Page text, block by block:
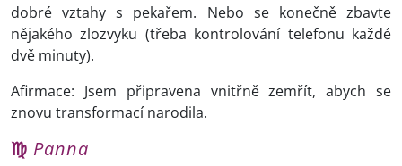
dobré vztahy s pekařem. Nebo se konečně zbavte
nějakého zlozvyku (třeba kontrolování telefonu každé
dvě minuty).
Afirmace: Jsem připravena vnitřně zemřít, abych se
znovu transformací narodila.
♍ Panna